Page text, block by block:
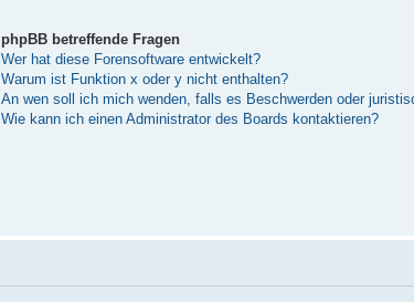
phpBB betreffende Fragen
Wer hat diese Forensoftware entwickelt?
Warum ist Funktion x oder y nicht enthalten?
An wen soll ich mich wenden, falls es Beschwerden oder
Wie kann ich einen Administrator des Boards kontaktieren?